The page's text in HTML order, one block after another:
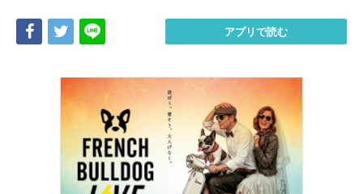
Share Tweet アプリで読む